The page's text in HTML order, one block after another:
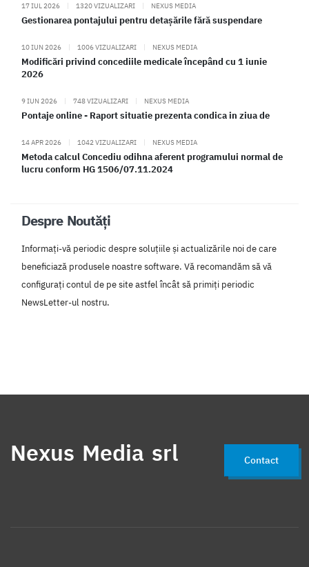
17 IUL 2026 | 1320 VIZUALIZARI | NEXUS MEDIA
Gestionarea pontajului pentru detașările fără suspendare
10 IUN 2026 | 1006 VIZUALIZARI | NEXUS MEDIA
Modificări privind concediile medicale începând cu 1 iunie
2026
9 IUN 2026 | 748 VIZUALIZARI | NEXUS MEDIA
Pontaje online - Raport situatie prezenta condica in ziua de
14 APR 2026 | 1042 VIZUALIZARI | NEXUS MEDIA
Metoda calcul Concediu odihna aferent programului normal de
lucru conform HG 1506/07.11.2024
Despre Noutăți
Informați-vă periodic despre soluțiile și actualizările noi de care
beneficiază produsele noastre software. Vă recomandăm să vă
configurați contul de pe site astfel încât să primiți periodic
NewsLetter-ul nostru.
Nexus Media srl Contact